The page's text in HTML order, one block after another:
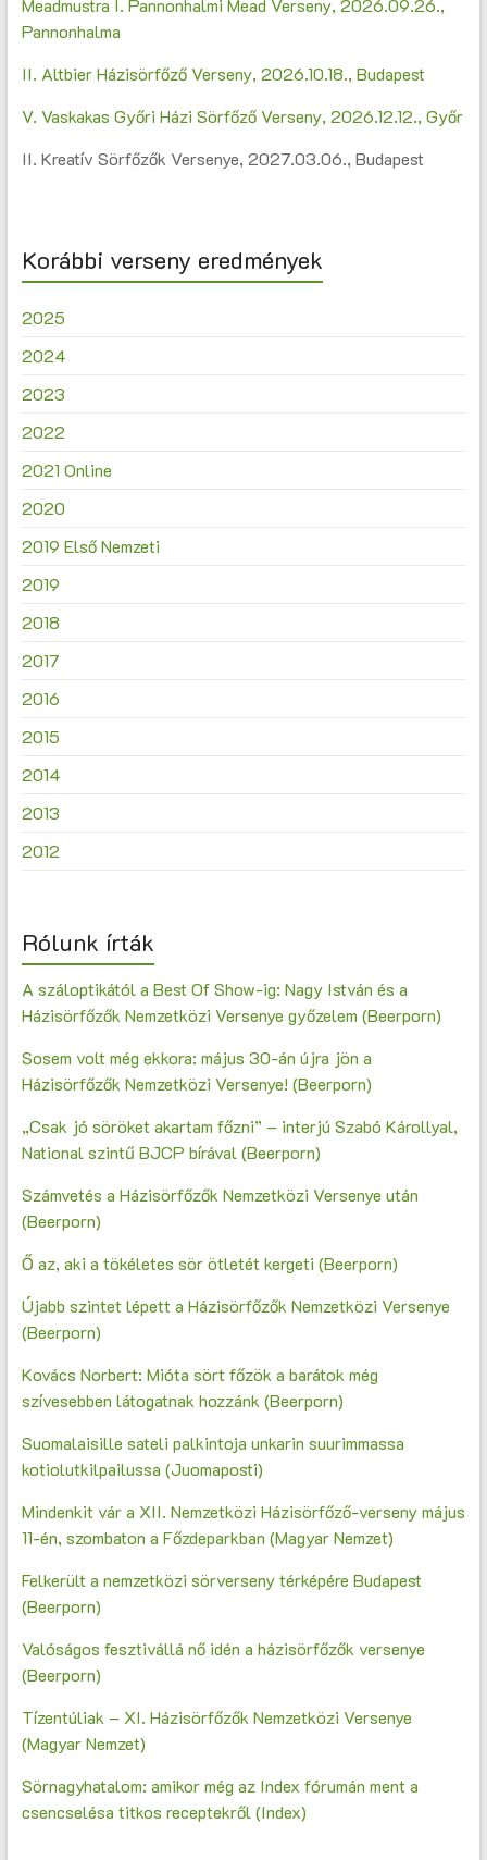
Meadmustra I. Pannonhalmi Mead Verseny, 2026.09.26.,
Pannonhalma
II. Altbier Házisörfőző Verseny, 2026.10.18., Budapest
V. Vaskakas Győri Házi Sörfőző Verseny, 2026.12.12., Győr
II. Kreatív Sörfőzők Versenye, 2027.03.06., Budapest
Korábbi verseny eredmények
2025
2024
2023
2022
2021 Online
2020
2019 Első Nemzeti
2019
2018
2017
2016
2015
2014
2013
2012
Rólunk írták
A száloptikától a Best Of Show-ig: Nagy István és a
Házisörfőzők Nemzetközi Versenye győzelem (Beerporn)
Sosem volt még ekkora: május 30-án újra jön a
Házisörfőzők Nemzetközi Versenye! (Beerporn)
„Csak jó söröket akartam főzni” – interjú Szabó Károllyal,
National szintű BJCP bírával (Beerporn)
Számvetés a Házisörfőzők Nemzetközi Versenye után
(Beerporn)
Ő az, aki a tökéletes sör ötletét kergeti (Beerporn)
Újabb szintet lépett a Házisörfőzők Nemzetközi Versenye
(Beerporn)
Kovács Norbert: Mióta sört főzök a barátok még
szívesebben látogatnak hozzánk (Beerporn)
Suomalaisille sateli palkintoja unkarin suurimmassa
kotiolutkilpailussa (Juomaposti)
Mindenkit vár a XII. Nemzetközi Házisörfőző-verseny május
11-én, szombaton a Főzdeparkban (Magyar Nemzet)
Felkerült a nemzetközi sörverseny térképére Budapest
(Beerporn)
Valóságos fesztivállá nő idén a házisörfőzők versenye
(Beerporn)
Tízentúliak – XI. Házisörfőzők Nemzetközi Versenye
(Magyar Nemzet)
Sörnagyhatalom: amikor még az Index fórumán ment a
csencselésa titkos receptekről (Index)